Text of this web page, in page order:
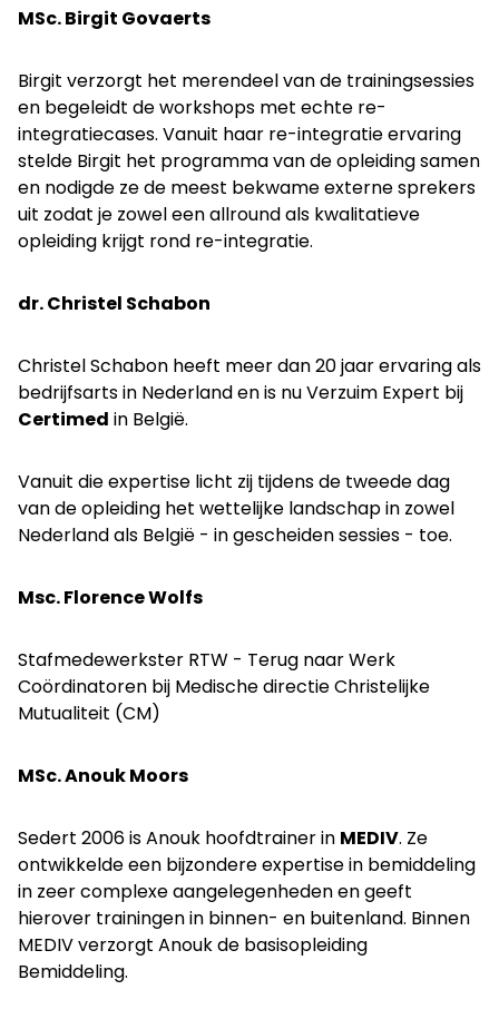
MSc. Birgit Govaerts
Birgit verzorgt het merendeel van de trainingsessies
en begeleidt de workshops met echte re-
integratiecases. Vanuit haar re-integratie ervaring
stelde Birgit het programma van de opleiding samen
en nodigde ze de meest bekwame externe sprekers
uit zodat je zowel een allround als kwalitatieve
opleiding krijgt rond re-integratie.
dr. Christel Schabon
Christel Schabon heeft meer dan 20 jaar ervaring als
bedrijfsarts in Nederland en is nu Verzuim Expert bij
Certimed in België.
Vanuit die expertise licht zij tijdens de tweede dag
van de opleiding het wettelijke landschap in zowel
Nederland als België - in gescheiden sessies - toe.
Msc. Florence Wolfs
Stafmedewerkster RTW - Terug naar Werk
Coördinatoren bij Medische directie Christelijke
Mutualiteit (CM)
MSc. Anouk Moors
Sedert 2006 is Anouk hoofdtrainer in MEDIV. Ze
ontwikkelde een bijzondere expertise in bemiddeling
in zeer complexe aangelegenheden en geeft
hierover trainingen in binnen- en buitenland. Binnen
MEDIV verzorgt Anouk de basisopleiding
Bemiddeling.